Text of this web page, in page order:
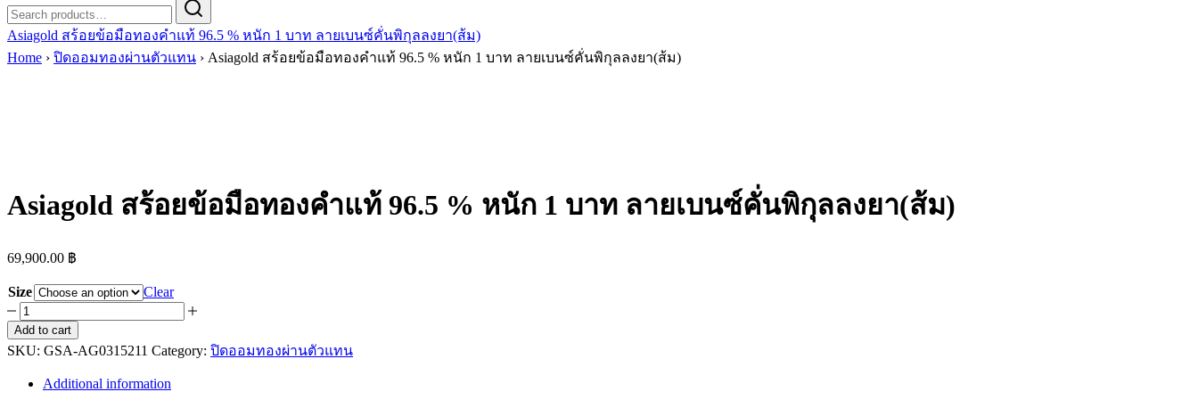
for:
Asiagold สร้อยข้อมือทองคำแท้ 96.5 % หนัก 1 บาท ลายเบนซ์คั่นพิกุลลงยา(ส้ม)
Home › ปิดออมทองผ่านตัวแทน › Asiagold สร้อยข้อมือทองคำแท้ 96.5 % หนัก 1 บาท ลายเบนซ์คั่นพิกุลลงยา(ส้ม)
Asiagold สร้อยข้อมือทองคำแท้ 96.5 % หนัก 1 บาท ลายเบนซ์คั่นพิกุลลงยา(ส้ม)
69,900.00 ฿
Size
Clear
Asiagold
สร้อย
ข้อ
ทองคำ
Add to cart
SKU: GSA-AG0315211 Category: ปิดออมทองผ่านตัวแทน
Additional information